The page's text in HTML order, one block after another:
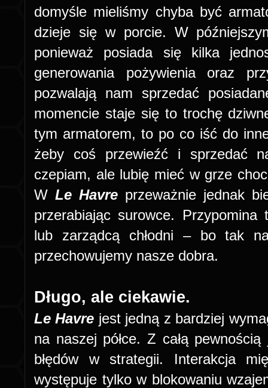
domyśle mieliśmy chyba być
dzieje się w porcie. W
ponieważ posiada się kilka
generowania pożywienia oraz
pozwalają nam sprzedać
momencie staje się to trochę
tym armatorem, to po co iść do
żeby coś przewieźć i sprzedać
czepiam, ale lubię mieć w grze
W Le Havreprzeważnie jednak
przerabiając surowce.
lub zarządcą chłodni – bo tak
przechowujemy nasze dobra.
Długo, ale ciekawie.
Le Havre jest jedną z bardziej
na naszej półce. Z całą
błędów w strategii. Interakcja
występuje tylko w blokowaniu